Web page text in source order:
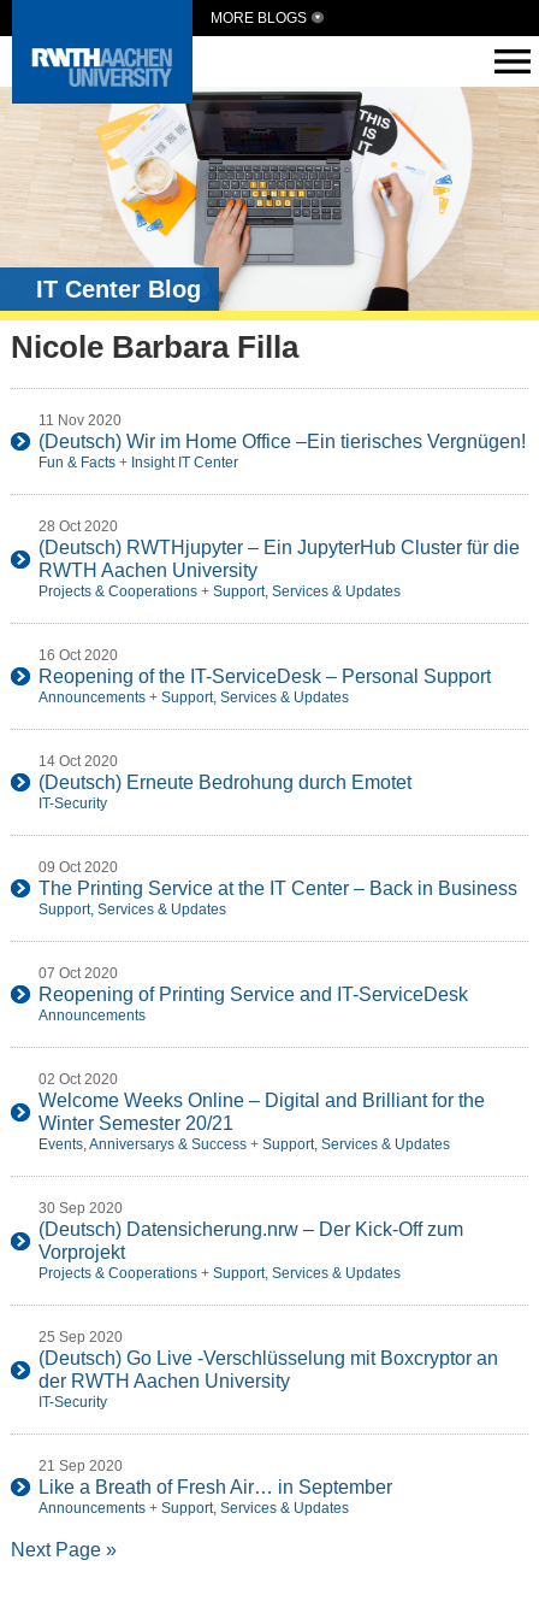
MORE BLOGS
IT Center Blog
Nicole Barbara Filla
11 Nov 2020
(Deutsch) Wir im Home Office –Ein tierisches Vergnügen!
Fun & Facts+ Insight IT Center
28 Oct 2020
(Deutsch) RWTHjupyter – Ein JupyterHub Cluster für die
RWTH Aachen University
Projects & Cooperations+ Support, Services & Updates
16 Oct 2020
Reopening of the IT-ServiceDesk – Personal Support
Announcements+ Support, Services & Updates
14 Oct 2020
(Deutsch) Erneute Bedrohung durch Emotet
IT-Security
09 Oct 2020
The Printing Service at the IT Center – Back in Business
Support, Services & Updates
07 Oct 2020
Reopening of Printing Service and IT-ServiceDesk
Announcements
02 Oct 2020
Welcome Weeks Online – Digital and Brilliant for the
Winter Semester 20/21
Events, Anniversarys & Success+ Support, Services & Updates
30 Sep 2020
(Deutsch) Datensicherung.nrw – Der Kick-Off zum
Vorprojekt
Projects & Cooperations+ Support, Services & Updates
25 Sep 2020
(Deutsch) Go Live -Verschlüsselung mit Boxcryptor an
der RWTH Aachen University
IT-Security
21 Sep 2020
Like a Breath of Fresh Air… in September
Announcements+ Support, Services & Updates
Next Page »